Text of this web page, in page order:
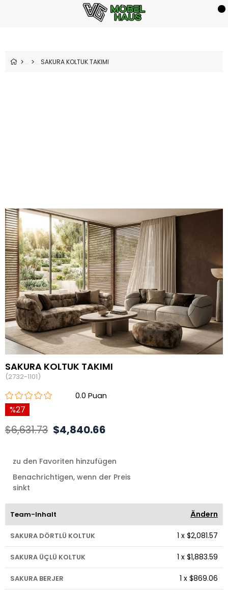
SAKURA KOLTUK TAKIMI
SAKURA KOLTUK TAKIMI
(2732-1101)
0.0
27
$6,631.73 $4,840.66
zu den Favoriten hinzufügen
Benachrichtigen, wenn der Preis
sinkt
Team-Inhalt Ändern
SAKURA DÖRTLÜ KOLTUK 1 x $2,081.57
SAKURA ÜÇLÜ KOLTUK 1 x $1,883.59
SAKURA BERJER 1 x $869.06